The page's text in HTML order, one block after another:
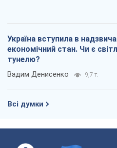
Україна вступила в
економічний стан. Чи є
тунелю?
Вадим Денисенко 9,7 т.
Всі думки